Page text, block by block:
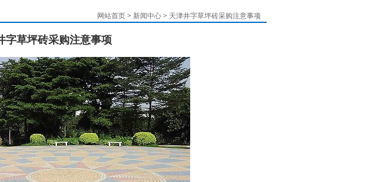
网站首页 > 新闻中心 > 天津井字草坪砖采购注意事项
字草坪砖采购注意事项